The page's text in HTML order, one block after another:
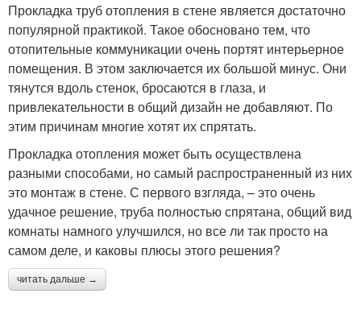
Прокладка труб отопления в стене является достаточно
популярной практикой. Такое обосновано тем, что
отопительные коммуникации очень портят интерьерное
помещения. В этом заключается их большой минус. Они
тянутся вдоль стенок, бросаются в глаза, и
привлекательности в общий дизайн не добавляют. По
этим причинам многие хотят их спрятать.
Прокладка отопления может быть осуществлена
разными способами, но самый распространенный из них
это монтаж в стене. С первого взгляда, – это очень
удачное решение, труба полностью спрятана, общий вид
комнаты намного улучшился, но все ли так просто на
самом деле, и каковы плюсы этого решения?
читать дальше →